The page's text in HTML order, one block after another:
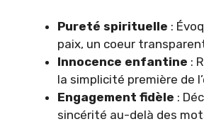
Pureté spirituelle :
paix, un coeur
Innocence enfantine :
la simplicité première de
Engagement fidèle :
sincérité au-delà des